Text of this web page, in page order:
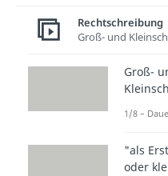
Rechtschreibung
Groß- und
Groß-
1/8 –
"als
oder